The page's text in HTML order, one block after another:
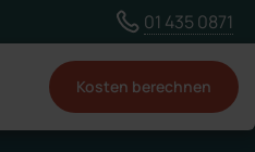
Inhalte für deinen01 435 0871
Kosten berechnen